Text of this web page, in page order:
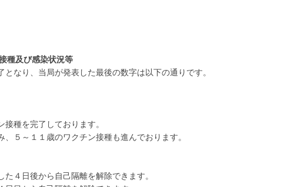
種及び感染状況等
なり、当局が発表した最後の数字は以下の通りです。
種を完了しております。
５～１１歳のワクチン接種も進んでおります。
４日後から自己隔離を解除できます。